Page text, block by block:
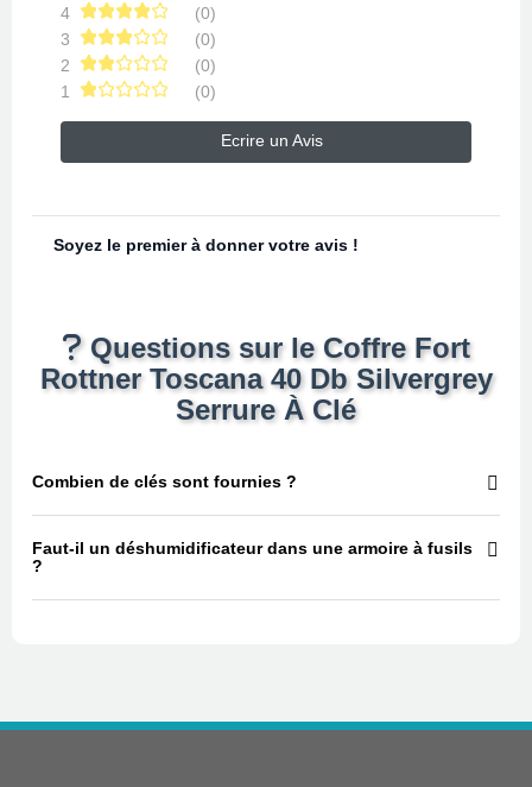
4
(0)
3
(0)
2
(0)
1
(0)
Ecrire un Avis
Soyez le premier à donner votre avis !
Questions sur le Coffre Fort
Rottner Toscana 40 Db Silvergrey
Serrure À Clé
Combien de clés sont fournies ?
Faut-il un déshumidificateur dans une armoire à fusils
?